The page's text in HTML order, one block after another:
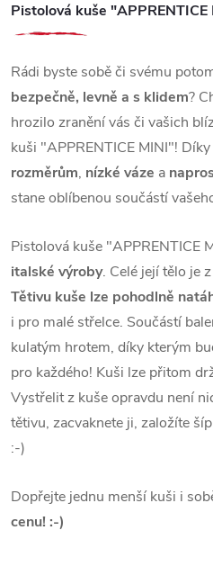
Pistolová kuše
Rádi byste sobě či svému
bezpečně, levně a s klidem?
hrozilo zranění vás či vašich
kuši "APPRENTICE MINI"!
rozměrům, nízké váze a
stane oblíbenou součástí
Pistolová kuše "APPRENTICE
italské výroby. Celé její tělo je
Tětivu kuše lze pohodlně
i pro malé střelce. Součástí
kulatým hrotem, díky kterým
pro každého! Kuši lze přitom
Vystřelit z kuše opravdu není
tětivu, zacvaknete ji, založíte
:-)
Dopřejte jednu menší kuši i
cenu! :-)